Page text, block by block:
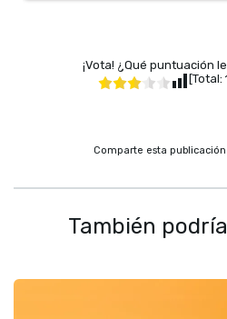
¡Vota! ¿Qué puntuación
[Total:
Comparte esta publicación
También